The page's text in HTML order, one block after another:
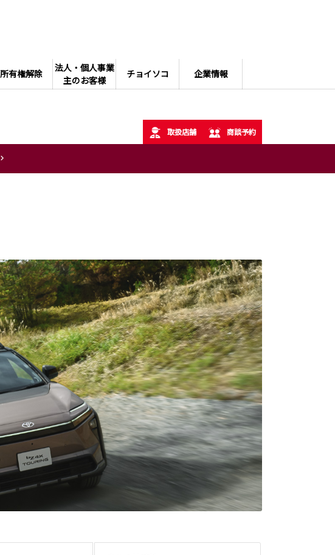
所有権解除
法人・個人事業
主のお客様
チョイソコ 企業情報
取扱店舗 商談予約